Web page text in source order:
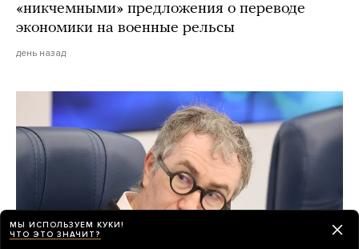
«никчемными» предложения о переводе
экономики на военные рельсы
день назад
МЫ ИСПОЛЬЗУЕМ КУКИ!
ЧТО ЭТО ЗНАЧИТ?